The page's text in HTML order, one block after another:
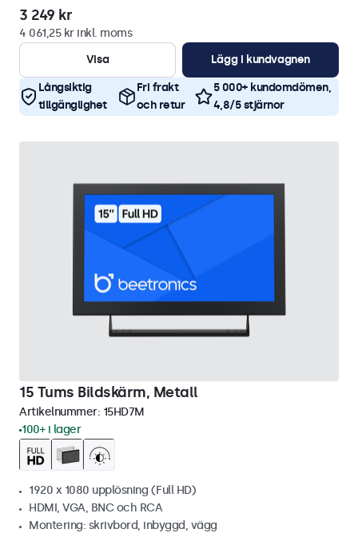
3 249 kr
4 061,25 kr inkl. moms
Visa
Lägg i kundvagnen
Långsiktig
tillgänglighet
Fri frakt
och retur
5 000+ kundomdömen,
4,8/5 stjärnor
15 Tums Bildskärm, Metall
Artikelnummer: 15HD7M
100+ i lager
1920 x 1080 upplösning (Full HD)
HDMI, VGA, BNC och RCA
Montering: skrivbord, inbyggd, vägg